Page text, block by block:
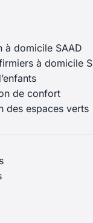
à domicile SAAD
à domicile
de confort
des espaces verts